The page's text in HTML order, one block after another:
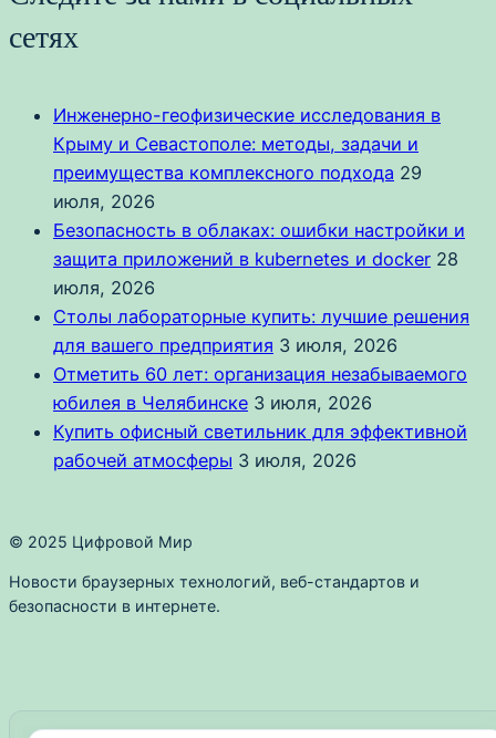
сетях
Инженерно-геофизические исследования в
Крыму и Севастополе: методы, задачи и
преимущества комплексного подхода 29
июля, 2026
Безопасность в облаках: ошибки настройки и
защита приложений в kubernetes и docker 28
июля, 2026
Столы лабораторные купить: лучшие решения
для вашего предприятия 3 июля, 2026
Отметить 60 лет: организация незабываемого
юбилея в Челябинске 3 июля, 2026
Купить офисный светильник для эффективной
рабочей атмосферы 3 июля, 2026
© 2025 Цифровой Мир
Новости браузерных технологий, веб-стандартов и
безопасности в интернете.